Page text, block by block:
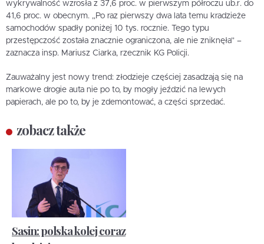
wykrywalność wzrosła z 37,6 proc. w pierwszym półroczu ub.r. do
41,6 proc. w obecnym. „Po raz pierwszy dwa lata temu kradzieże
samochodów spadły poniżej 10 tys. rocznie. Tego typu
przestępczość została znacznie ograniczona, ale nie zniknęła” –
zaznacza insp. Mariusz Ciarka, rzecznik KG Policji.
Zauważalny jest nowy trend: złodzieje częściej zasadzają się na
markowe drogie auta nie po to, by mogły jeździć na lewych
papierach, ale po to, by je zdemontować, a części sprzedać.
zobacz także
Sasin: polska kolej coraz